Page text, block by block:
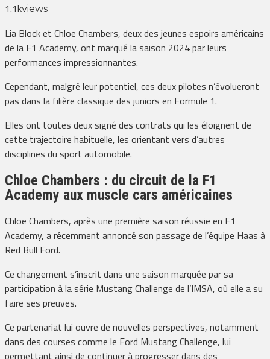
1.1kviews
Lia Block et Chloe Chambers, deux des jeunes espoirs américains
de la F1 Academy, ont marqué la saison 2024 par leurs
performances impressionnantes.
Cependant, malgré leur potentiel, ces deux pilotes n’évolueront
pas dans la filière classique des juniors en Formule 1.
Elles ont toutes deux signé des contrats qui les éloignent de
cette trajectoire habituelle, les orientant vers d’autres
disciplines du sport automobile.
Chloe Chambers : du circuit de la F1
Academy aux muscle cars américaines
Chloe Chambers, après une première saison réussie en F1
Academy, a récemment annoncé son passage de l’équipe Haas à
Red Bull Ford.
Ce changement s’inscrit dans une saison marquée par sa
participation à la série Mustang Challenge de l’IMSA, où elle a su
faire ses preuves.
Ce partenariat lui ouvre de nouvelles perspectives, notamment
dans des courses comme le Ford Mustang Challenge, lui